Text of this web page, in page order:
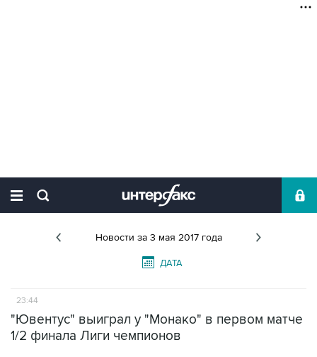
Новости за 3 мая 2017 года
ДАТА
23:44
"Ювентус" выиграл у "Монако" в первом матче
1/2 финала Лиги чемпионов